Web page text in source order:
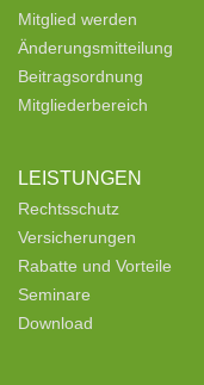
Mitglied werden
Änderungsmitteilung
Beitragsordnung
Mitgliederbereich
LEISTUNGEN
Rechtsschutz
Versicherungen
Rabatte und Vorteile
Seminare
Download